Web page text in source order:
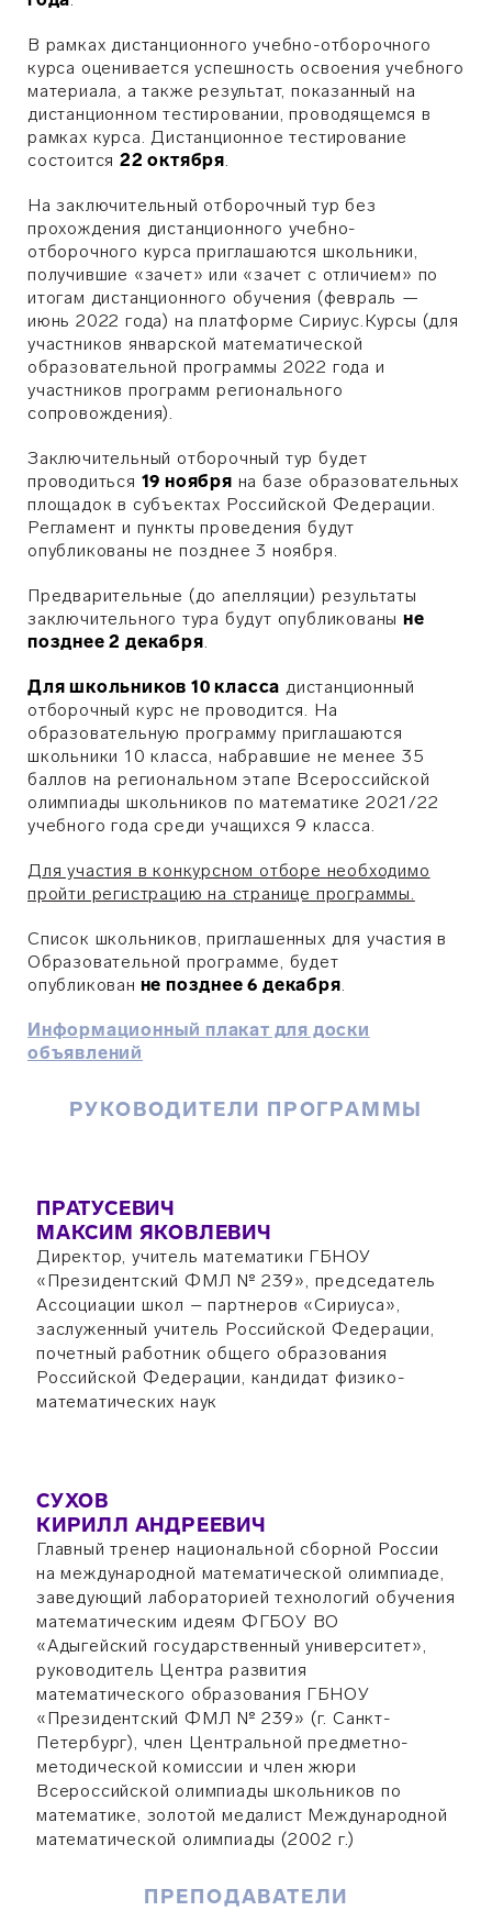
В рамках дистанционного учебно-отборочного
курса оценивается успешность освоения учебного
материала, а также результат, показанный на
дистанционном тестировании, проводящемся в
рамках курса. Дистанционное тестирование
состоится22 октября.
На заключительный отборочный тур без
прохождения дистанционного учебно-
отборочного курса приглашаются школьники,
получившие «зачет» или «зачет с отличием» по
итогам дистанционного обучения (февраль —
июнь 2022 года) на платформе Сириус.Курсы (для
участников январской математической
образовательной программы 2022 года и
участников программ регионального
сопровождения).
Заключительный отборочный тур будет
проводиться 19 ноября на базе образовательных
площадок в субъектах Российской Федерации.
Регламент и пункты проведения будут
опубликованы не позднее 3 ноября.
Предварительные (до апелляции) результаты
заключительного тура будут опубликованы не
позднее 2 декабря.
Для школьников 10 класса дистанционный
отборочный курс не проводится. На
образовательную программу приглашаются
школьники 10 класса, набравшие не менее 35
баллов на региональном этапе Всероссийской
олимпиады школьников по математике 2021/22
учебного года среди учащихся 9 класса.
Для участия в конкурсном отборе необходимо
пройти регистрацию на странице программы.
Список школьников, приглашенных для участия в
Образовательной программе, будет
опубликован не позднее 6 декабря.
Информационный плакат для доски
объявлений
РУКОВОДИТЕЛИ ПРОГРАММЫ
ПРАТУСЕВИЧ
МАКСИМ ЯКОВЛЕВИЧ
Директор, учитель математики ГБНОУ
«Президентский ФМЛ № 239», председатель
Ассоциации школ – партнеров «Сириуса»,
заслуженный учитель Российской Федерации,
почетный работник общего образования
Российской Федерации, кандидат физико-
математических наук
СУХОВ
КИРИЛЛ АНДРЕЕВИЧ
Главный тренер национальной сборной России
на международной математической олимпиаде,
заведующий лабораторией технологий обучения
математическим идеям ФГБОУ ВО
«Адыгейский государственный университет»,
руководитель Центра развития
математического образования ГБНОУ
«Президентский ФМЛ № 239» (г. Санкт-
Петербург), член Центральной предметно-
методической комиссии и член жюри
Всероссийской олимпиады школьников по
математике, золотой медалист Международной
математической олимпиады (2002 г.)
ПРЕПОДАВАТЕЛИ